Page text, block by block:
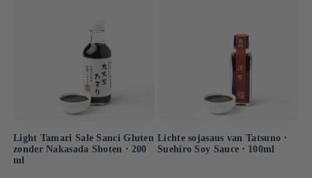
Light Tamari Sale Sanci Gluten
zonder Nakasada Shoten ⋅ 200
ml
Lichte sojasaus van Tatsuno ⋅
Suehiro Soy Sauce ⋅ 100ml